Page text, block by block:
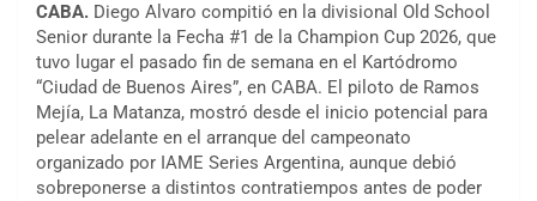
CABA. Diego Alvaro compitió en la divisional Old School
Senior durante la Fecha #1 de la Champion Cup 2026, que
tuvo lugar el pasado fin de semana en el Kartódromo
“Ciudad de Buenos Aires”, en CABA. El piloto de Ramos
Mejía, La Matanza, mostró desde el inicio potencial para
pelear adelante en el arranque del campeonato
organizado por IAME Series Argentina, aunque debió
sobreponerse a distintos contratiempos antes de poder